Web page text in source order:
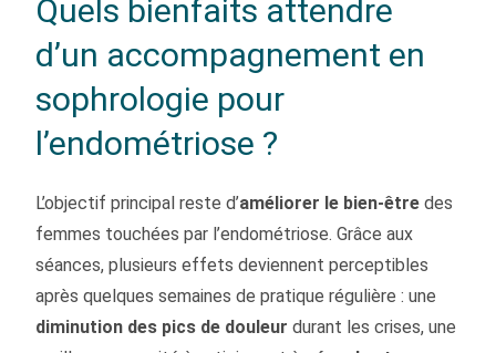
Quels bienfaits attendre
d’un accompagnement en
sophrologie pour
l’endométriose ?
L’objectif principal reste d’améliorer le bien-être des
femmes touchées par l’endométriose. Grâce aux
séances, plusieurs effets deviennent perceptibles
après quelques semaines de pratique régulière : une
diminution des pics de douleur durant les crises, une